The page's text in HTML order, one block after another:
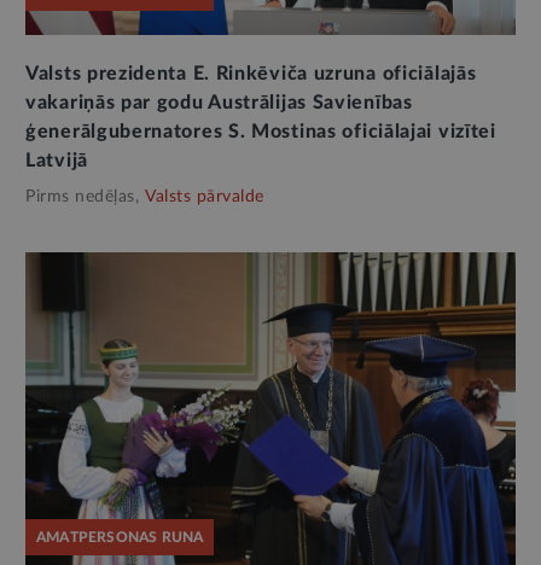
Valsts prezidenta E. Rinkēviča uzruna oficiālajās
vakariņās par godu Austrālijas Savienības
ģenerālgubernatores S. Mostinas oficiālajai vizītei
Latvijā
Pirms nedēļas, Valsts pārvalde
AMATPERSONAS RUNA